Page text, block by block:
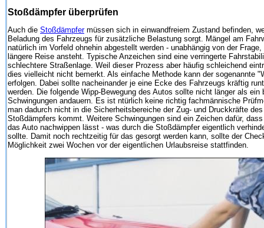
Stoßdämpfer überprüfen
Auch die Stoßdämpfermüssen sich in einwandfreiem Zustand befinden,
Beladung des Fahrzeugs für zusätzliche Belastung sorgt. Mängel am
natürlich im Vorfeld ohnehin abgestellt werden - unabhängig von der Frage,
längere Reise ansteht. Typische Anzeichen sind eine verringerte
schlechtere Straßenlage. Weil dieser Prozess aber häufig schleichend
dies vielleicht nicht bemerkt. Als einfache Methode kann der sogenannte
erfolgen. Dabei sollte nacheinander je eine Ecke des Fahrzeugs kräftig
werden. Die folgende Wipp-Bewegung des Autos sollte nicht länger als ein
Schwingungen andauern. Es ist ntürlich keine richtig fachmännische
man dadurch nicht in die Sicherheitsbereiche der Zug- und Druckkräfte des
Stoßdämpfers kommt. Weitere Schwingungen sind ein Zeichen dafür,
das Auto nachwippen lässt - was durch die Stoßdämpfer eigentlich
sollte. Damit noch rechtzeitig für das gesorgt werden kann, sollte der
Möglichkeit zwei Wochen vor der eigentlichen Urlaubsreise stattfinden.